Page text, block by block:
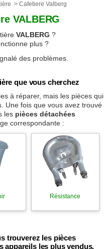
> Cafetiere Valberg
VALBERG
VALBERG ?
plus ?
des problèmes.
que vous cherchez
à réparer, mais les pièces qui
Une fois que vous avez trouvé
les pièces détachées
correspondante :
Résistance
trouverez les pièces
appareils les plus vendus.